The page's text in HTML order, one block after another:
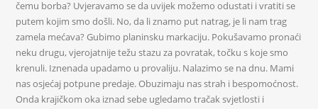
čemu borba? Uvjeravamo se da uvijek možemo odustati i vratiti se
putem kojim smo došli. No, da li znamo put natrag, je li nam trag
zamela mećava? Gubimo planinsku markaciju. Pokušavamo pronaći
neku drugu, vjerojatnije težu stazu za povratak, točku s koje smo
krenuli. Iznenada upadamo u provaliju. Nalazimo se na dnu. Mami
nas osjećaj potpune predaje. Obuzimaju nas strah i bespomoćnost.
Onda krajičkom oka iznad sebe ugledamo tračak svjetlosti i